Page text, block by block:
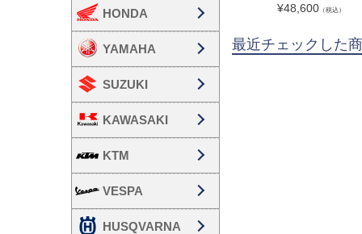
HONDA
YAMAHA
SUZUKI
KAWASAKI
KTM
VESPA
HUSQVARNA
¥48,600 （税込）
最近チェックした